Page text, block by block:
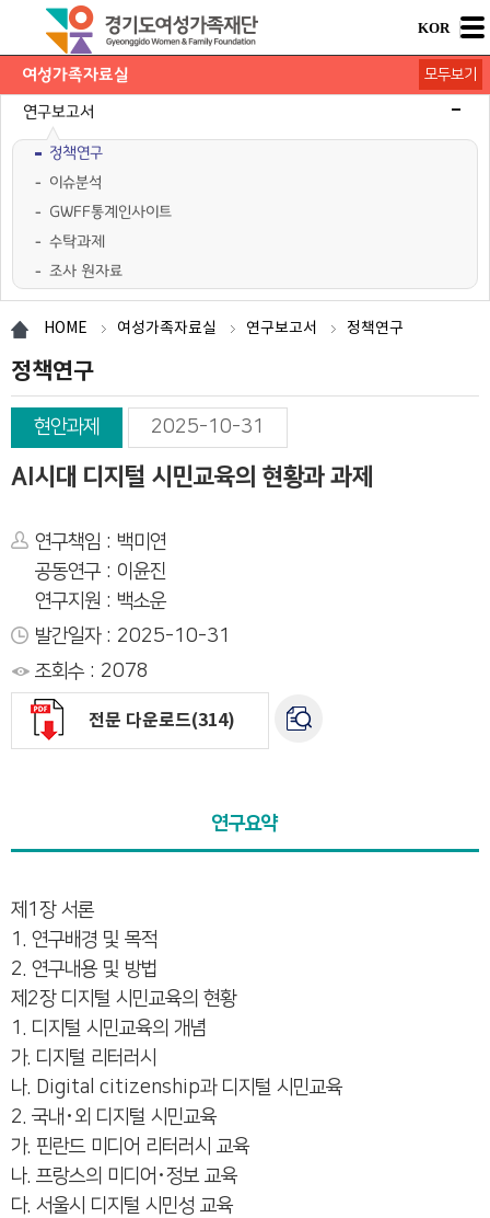
KOR
여성가족자료실
연구보고서
정책연구
이슈분석
GWFF통계인사이트
수탁과제
조사 원자료
학술행사자료
사업·교육 자료
경기여성가족통계
여성가족도서관 `여울`
모두보기
HOME 여성가족자료실 연구보고서 정책연구
정책연구
현안과제 2025-10-31
AI시대 디지털 시민교육의 현황과 과제
연구책임 : 백미연
공동연구 : 이윤진
연구지원 : 백소운
발간일자 : 2025-10-31
조회수 : 2078
전문 다운로드(314)
연구요약
제1장 서론
1. 연구배경 및 목적
2. 연구내용 및 방법
제2장 디지털 시민교육의 현황
1. 디지털 시민교육의 개념
가. 디지털 리터러시
나. Digital citizenship과 디지털 시민교육
2. 국내･외 디지털 시민교육
가. 핀란드 미디어 리터러시 교육
나. 프랑스의 미디어･정보 교육
다. 서울시 디지털 시민성 교육